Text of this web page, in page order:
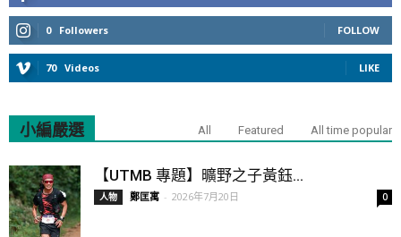
0 Followers FOLLOW
70 Videos LIKE
小編嚴選 All Featured All time popular
【UTMB 專題】曠野之子黃鈺...
人物 鄭匡寓 - 2026年7月20日 0